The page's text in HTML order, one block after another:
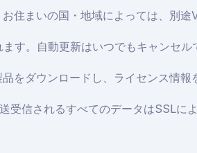
住まいの国・地域によっては、別途
す。自動更新はいつでもキャンセル
をダウンロードし、ライセンス情報
信されるすべてのデータはSSLに